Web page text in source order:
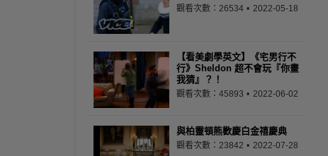
觀看次數：26534 2022-05-18
【看美劇學英文】《宅男行不
行》Sheldon 超不會玩『你畫
我猜』？！
觀看次數：45893 2022-06-02
與柏靈頓熊歡慶白金禧慶典
觀看次數：23842 2022-07-28